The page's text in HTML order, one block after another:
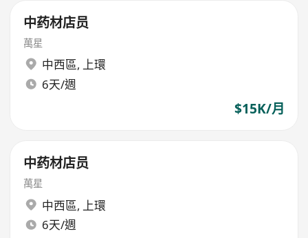
中药材店员
萬星
中西區, 上環
6天/週
$15K/月
中药材店员
萬星
中西區, 上環
6天/週